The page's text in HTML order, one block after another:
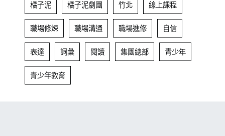
橘子泥 橘子泥劇團 竹北 線上課程
職場修煉 職場溝通 職場進修 自信
表達 詞彙 閱讀 集團總部 青少年
青少年教育